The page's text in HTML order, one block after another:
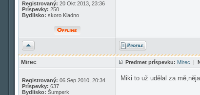
Registrovaný: 20 Okt 2013, 23:36
Príspevky: 250
Bydlisko: skoro Kladno
Hore
Mirec Predmet príspevku: Mirec |
Registrovaný: 06 Sep 2010, 20:34
Príspevky: 637
Bydlisko: Šumperk
Miki to už udělal za